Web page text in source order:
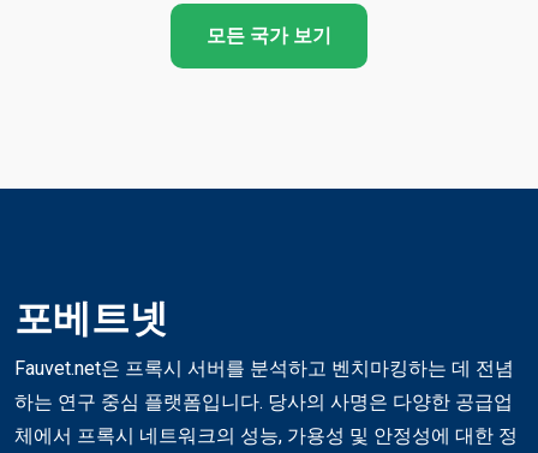
모든 국가 보기
포베트넷
Fauvet.net은 프록시 서버를 분석하고 벤치마킹하는 데 전념
하는 연구 중심 플랫폼입니다. 당사의 사명은 다양한 공급업
체에서 프록시 네트워크의 성능, 가용성 및 안정성에 대한 정